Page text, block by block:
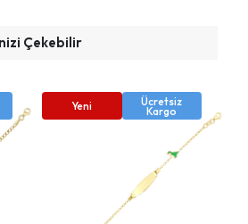
Çekebilir
Yeni Ücretsiz
Kargo